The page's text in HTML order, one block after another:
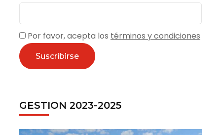
Por favor, acepta los términos y condiciones
GESTION 2023-2025